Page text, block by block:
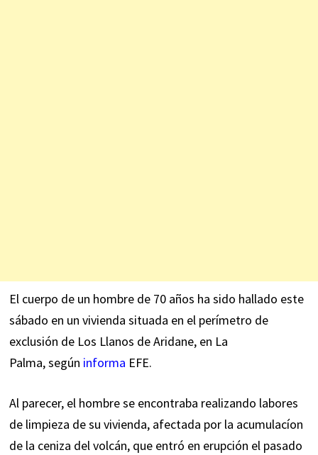
El cuerpo de un hombre de 70 años ha sido hallado este
sábado en un vivienda situada en el perímetro de
exclusión de Los Llanos de Aridane, en La
Palma, según informa EFE.
Al parecer, el hombre se encontraba realizando labores
de limpieza de su vivienda, afectada por la acumulacíon
de la ceniza del volcán, que entró en erupción el pasado